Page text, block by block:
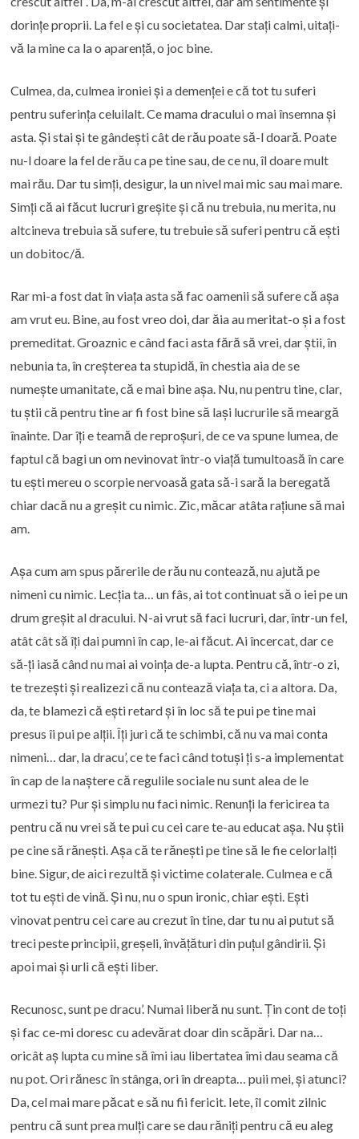
dorințe proprii. La fel e și cu societatea. Dar stați calmi, uitați-
vă la mine ca la o aparență, o joc bine.
Culmea, da, culmea ironiei și a demenței e că tot tu suferi
pentru suferința celuilalt. Ce mama dracului o mai însemna și
asta. Și stai și te gândești cât de rău poate să-l doară. Poate
nu-l doare la fel de rău ca pe tine sau, de ce nu, îl doare mult
mai rău. Dar tu simți, desigur, la un nivel mai mic sau mai mare.
Simți că ai făcut lucruri greșite și că nu trebuia, nu merita, nu
altcineva trebuia să sufere, tu trebuie să suferi pentru că ești
un dobitoc/ă.
Rar mi-a fost dat în viața asta să fac oamenii să sufere că așa
am vrut eu. Bine, au fost vreo doi, dar ăia au meritat-o și a fost
premeditat. Groaznic e când faci asta fără să vrei, dar știi, în
nebunia ta, în creșterea ta stupidă, în chestia aia de se
numește umanitate, că e mai bine așa. Nu, nu pentru tine, clar,
tu știi că pentru tine ar fi fost bine să lași lucrurile să meargă
înainte. Dar îți e teamă de reproșuri, de ce va spune lumea, de
faptul că bagi un om nevinovat într-o viață tumultoasă în care
tu ești mereu o scorpie nervoasă gata să-i sară la beregată
chiar dacă nu a greșit cu nimic. Zic, măcar atâta rațiune să mai
am.
Așa cum am spus părerile de rău nu contează, nu ajută pe
nimeni cu nimic. Lecția ta… un fâs, ai tot continuat să o iei pe un
drum greșit al dracului. N-ai vrut să faci lucruri, dar, într-un fel,
atât cât să îți dai pumni în cap, le-ai făcut. Ai încercat, dar ce
să-ți iasă când nu mai ai voința de-a lupta. Pentru că, într-o zi,
te trezești și realizezi că nu contează viața ta, ci a altora. Da,
da, te blamezi că ești retard și în loc să te pui pe tine mai
presus îi pui pe alții. Îți juri că te schimbi, că nu va mai conta
nimeni… dar, la dracu’, ce te faci când totuși ți s-a implementat
în cap de la naștere că regulile sociale nu sunt alea de le
urmezi tu? Pur și simplu nu faci nimic. Renunți la fericirea ta
pentru că nu vrei să te pui cu cei care te-au educat așa. Nu știi
pe cine să rănești. Așa că te rănești pe tine să le fie celorlalți
bine. Sigur, de aici rezultă și victime colaterale. Culmea e că
tot tu ești de vină. Și nu, nu o spun ironic, chiar ești. Ești
vinovat pentru cei care au crezut în tine, dar tu nu ai putut să
treci peste principii, greșeli, învățături din puțul gândirii. Și
apoi mai și urli că ești liber.
Recunosc, sunt pe dracu’. Numai liberă nu sunt. Țin cont de toți
și fac ce-mi doresc cu adevărat doar din scăpări. Dar na…
oricât aș lupta cu mine să îmi iau libertatea îmi dau seama că
nu pot. Ori rănesc în stânga, ori în dreapta… puii mei, și atunci?
Da, cel mai mare păcat e să nu fii fericit. Iete, îl comit zilnic
pentru că sunt prea mulți care se dau răniți pentru că eu aleg